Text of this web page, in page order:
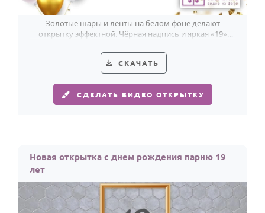
Золотые шары и ленты на белом фоне делают
открытку эффектной. Чёрная надпись и яркая «19»
СКАЧАТЬ
СДЕЛАТЬ ВИДЕО ОТКРЫТКУ
Новая открытка с днем рождения парню 19
лет